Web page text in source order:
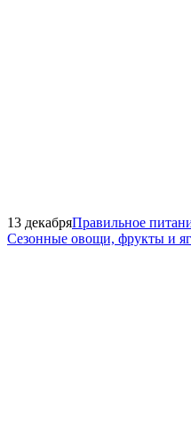
13 декабряПравильное
Сезонные овощи, фрукты и